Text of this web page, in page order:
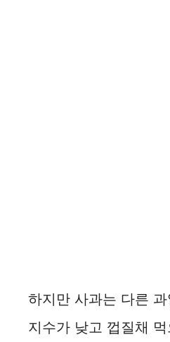
하지만 사과는 다른
지수가 낮고 껍질채